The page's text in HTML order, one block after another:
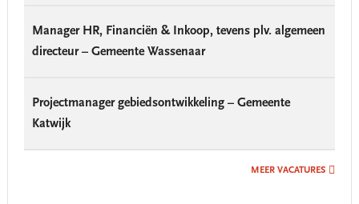
Manager HR, Financiën & Inkoop, tevens plv. algemeen
directeur – Gemeente Wassenaar
Projectmanager gebiedsontwikkeling – Gemeente
Katwijk
MEER VACATURES